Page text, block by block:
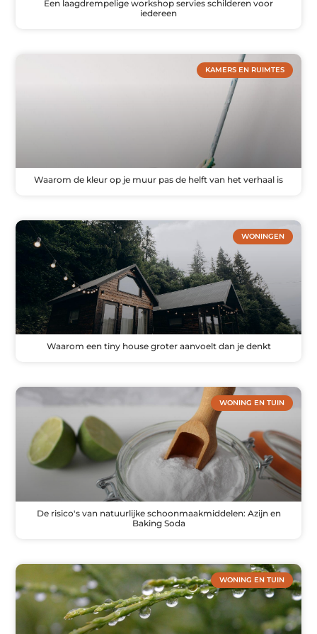
Een laagdrempelige workshop servies schilderen voor
iedereen
KAMERS EN RUIMTES
Waarom de kleur op je muur pas de helft van het verhaal is
WONINGEN
Waarom een tiny house groter aanvoelt dan je denkt
WONING EN TUIN
De risico's van natuurlijke schoonmaakmiddelen: Azijn en
Baking Soda
WONING EN TUIN